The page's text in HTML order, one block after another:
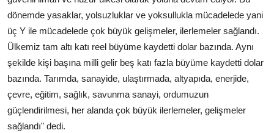
dönemde yasaklar, yolsuzluklar ve yoksullukla mücadelede yani
üç Y ile mücadelede çok büyük gelişmeler, ilerlemeler sağlandı.
Ülkemiz tam altı katı reel büyüme kaydetti dolar bazında. Aynı
şekilde kişi başına milli gelir beş katı fazla büyüme kaydetti dolar
bazında. Tarımda, sanayide, ulaştırmada, altyapıda, enerjide,
çevre, eğitim, sağlık, savunma sanayi, ordumuzun
güçlendirilmesi, her alanda çok büyük ilerlemeler, gelişmeler
sağlandı" dedi.